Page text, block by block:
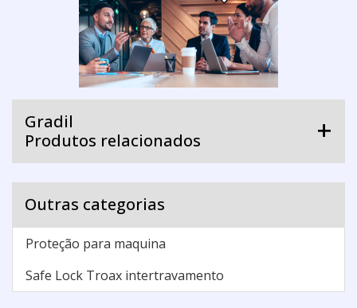
Gradil
Produtos relacionados
Outras categorias
Proteção para maquina
Safe Lock Troax intertravamento